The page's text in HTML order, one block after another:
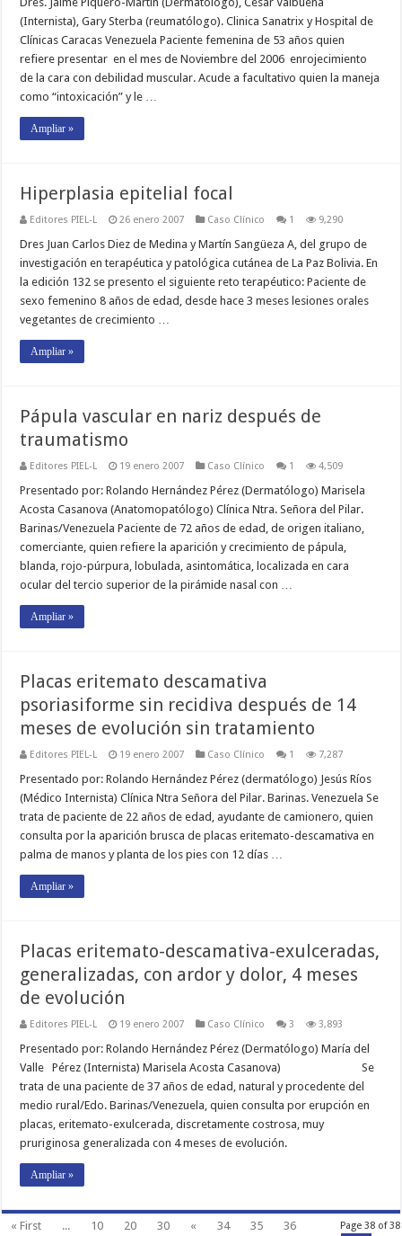
(Internista), Gary Sterba (reumatólogo). Clinica Sanatrix y Hospital de
Clínicas Caracas Venezuela Paciente femenina de 53 años quien
refiere presentar en el mes de Noviembre del 2006 enrojecimiento
de la cara con debilidad muscular. Acude a facultativo quien la maneja
como “intoxicación” y le …
Ampliar »
Hiperplasia epitelial focal
Editores PIEL-L 26 enero 2007 Caso Clínico 1 9,290
Dres Juan Carlos Diez de Medina y Martín Sangüeza A, del grupo de
investigación en terapéutica y patológica cutánea de La Paz Bolivia. En
la edición 132 se presento el siguiente reto terapéutico: Paciente de
sexo femenino 8 años de edad, desde hace 3 meses lesiones orales
vegetantes de crecimiento …
Ampliar »
Pápula vascular en nariz después de
traumatismo
Editores PIEL-L 19 enero 2007 Caso Clínico 1 4,509
Presentado por: Rolando Hernández Pérez (Dermatólogo) Marisela
Acosta Casanova (Anatomopatólogo) Clínica Ntra. Señora del Pilar.
Barinas/Venezuela Paciente de 72 años de edad, de origen italiano,
comerciante, quien refiere la aparición y crecimiento de pápula,
blanda, rojo-púrpura, lobulada, asintomática, localizada en cara
ocular del tercio superior de la pirámide nasal con …
Ampliar »
Placas eritemato descamativa
psoriasiforme sin recidiva después de 14
meses de evolución sin tratamiento
Editores PIEL-L 19 enero 2007 Caso Clínico 1 7,287
Presentado por: Rolando Hernández Pérez (dermatólogo) Jesús Ríos
(Médico Internista) Clínica Ntra Señora del Pilar. Barinas. Venezuela Se
trata de paciente de 22 años de edad, ayudante de camionero, quien
consulta por la aparición brusca de placas eritemato-descamativa en
palma de manos y planta de los pies con 12 días …
Ampliar »
Placas eritemato-descamativa-exulceradas,
generalizadas, con ardor y dolor, 4 meses
de evolución
Editores PIEL-L 19 enero 2007 Caso Clínico 3 3,893
Presentado por: Rolando Hernández Pérez (Dermatólogo) María del
Valle Pérez (Internista) Marisela Acosta Casanova) Se
trata de una paciente de 37 años de edad, natural y procedente del
medio rural/Edo. Barinas/Venezuela, quien consulta por erupción en
placas, eritemato-exulcerada, discretamente costrosa, muy
pruriginosa generalizada con 4 meses de evolución.
Ampliar »
Page 38 of 38
« First ... 10 20 30 « 34 35
36